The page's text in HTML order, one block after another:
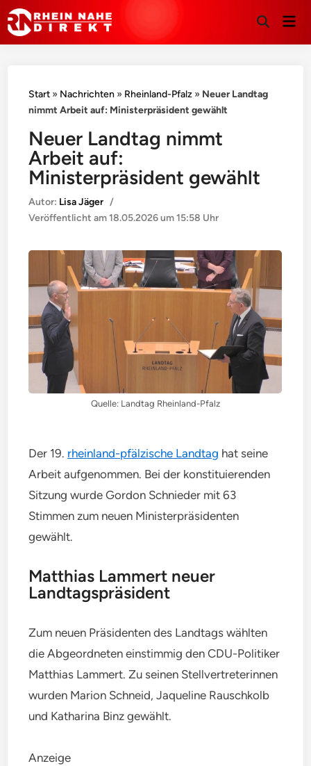
Suche
Start » Nachrichten » Rheinland-Pfalz » Neuer Landtag
nimmt Arbeit auf: Ministerpräsident gewählt
Neuer Landtag nimmt
Arbeit auf:
Ministerpräsident gewählt
Autor: Lisa Jäger /
Veröffentlicht am18.05.2026 um 15:58 Uhr
Quelle: Landtag Rheinland-Pfalz
Der 19. rheinland-pfälzische Landtag hat seine
Arbeit aufgenommen. Bei der konstituierenden
Sitzung wurde Gordon Schnieder mit 63
Stimmen zum neuen Ministerpräsidenten
gewählt.
Matthias Lammert neuer
Landtagspräsident
Zum neuen Präsidenten des Landtags wählten
die Abgeordneten einstimmig den CDU-Politiker
Matthias Lammert. Zu seinen Stellvertreterinnen
wurden Marion Schneid, Jaqueline Rauschkolb
und Katharina Binz gewählt.
Anzeige